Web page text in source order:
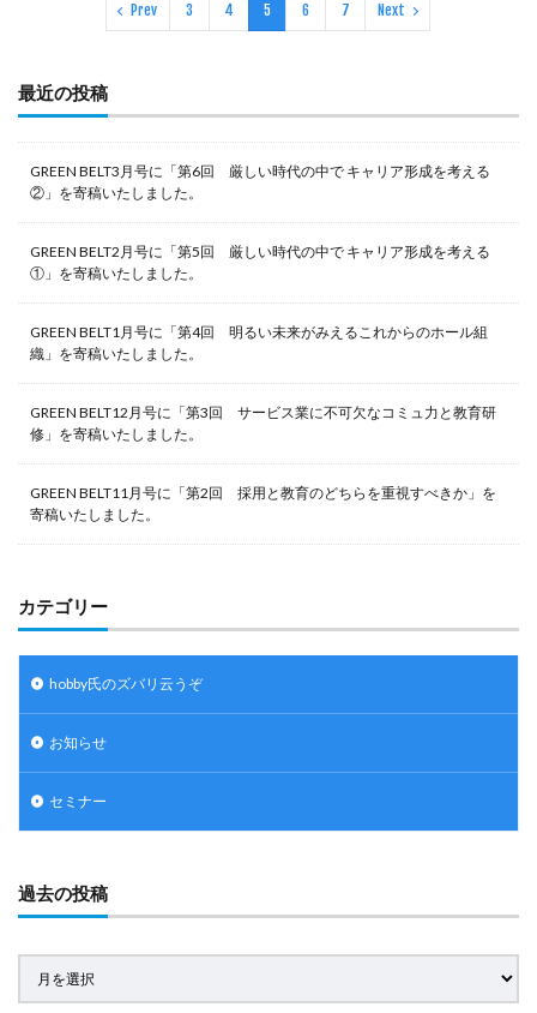
Prev 3 4 5 6 7 Next
最近の投稿
GREEN BELT3月号に「第6回 厳しい時代の中で キャリア形成を考える
②」を寄稿いたしました。
GREEN BELT2月号に「第5回 厳しい時代の中で キャリア形成を考える
①」を寄稿いたしました。
GREEN BELT1月号に「第4回 明るい未来がみえるこれからのホール組
織」を寄稿いたしました。
GREEN BELT12月号に「第3回 サービス業に不可欠なコミュ力と教育研
修」を寄稿いたしました。
GREEN BELT11月号に「第2回 採用と教育のどちらを重視すべきか」を
寄稿いたしました。
カテゴリー
hobby氏のズバリ云うぞ
お知らせ
セミナー
過去の投稿